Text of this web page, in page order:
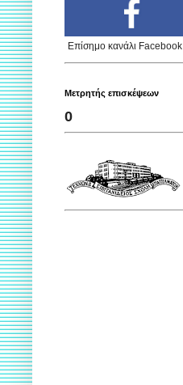
Επίσημο κανάλι Facebook
Μετρητής επισκέψεων
0